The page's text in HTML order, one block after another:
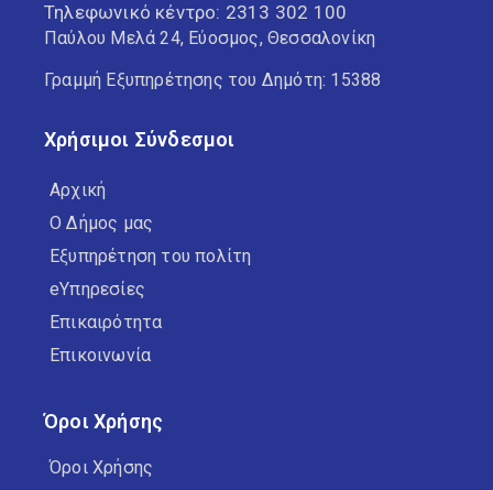
Τηλεφωνικό κέντρο: 2313 302 100
Παύλου Μελά 24, Εύοσμος, Θεσσαλονίκη
Γραμμή Εξυπηρέτησης του Δημότη: 15388
Χρήσιμοι Σύνδεσμοι
Αρχική
Ο Δήμος μας
Εξυπηρέτηση του πολίτη
eΥπηρεσίες
Επικαιρότητα
Επικοινωνία
Όροι Χρήσης
Όροι Χρήσης